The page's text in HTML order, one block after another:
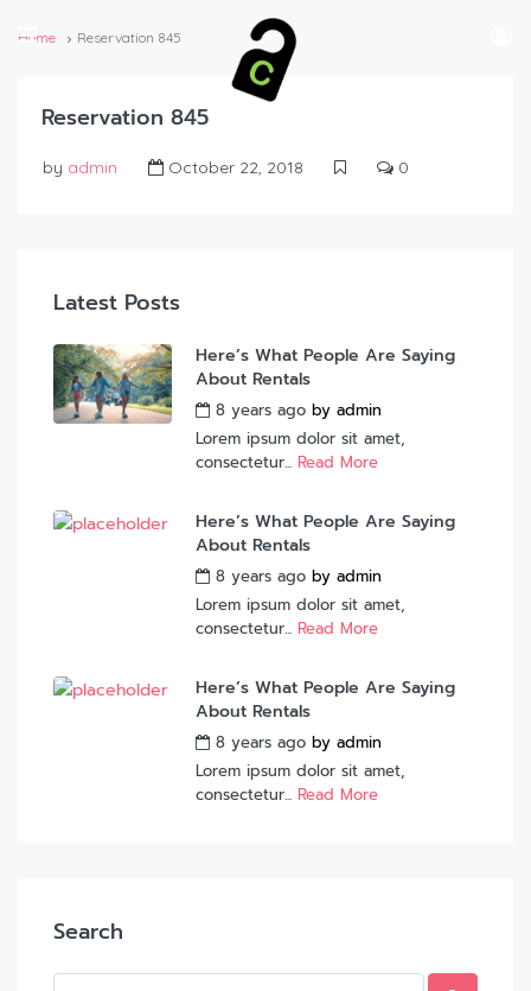
Home Reservation 845
Reservation 845
by admin October 22, 2018 0
Latest Posts
Here’s What People Are Saying
About Rentals
8 years ago by admin
Lorem ipsum dolor sit amet,
consectetur... Read More
Here’s What People Are Saying
About Rentals
8 years ago by admin
Lorem ipsum dolor sit amet,
consectetur... Read More
Here’s What People Are Saying
About Rentals
8 years ago by admin
Lorem ipsum dolor sit amet,
consectetur... Read More
Search